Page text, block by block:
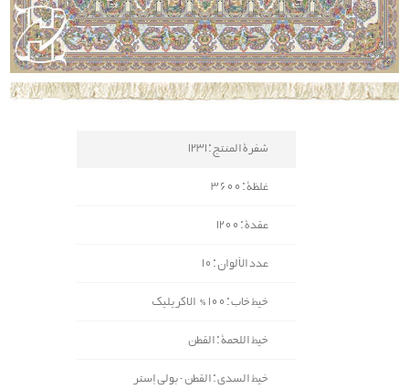
شفرة المنتج : 1231
غلظة : 3600
عقدة : 1200
عدد الألوان : 10
خيط خاب : 100% الاكريليك
خيط اللحمة : القطن
خيط السدی : القطن - بولي إستر